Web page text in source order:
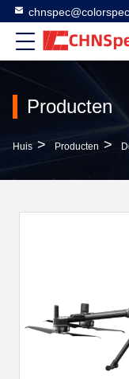
Producten
Huis > Producten >